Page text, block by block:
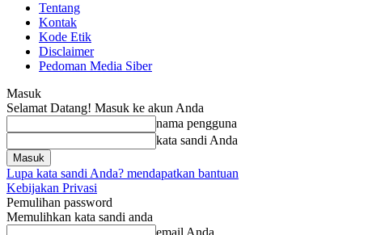
Tentang
Kontak
Kode Etik
Disclaimer
Pedoman Media Siber
Masuk
Selamat Datang! Masuk ke akun Anda
nama pengguna
kata sandi Anda
Lupa kata sandi Anda? mendapatkan bantuan
Kebijakan Privasi
Pemulihan password
Memulihkan kata sandi anda
email Anda